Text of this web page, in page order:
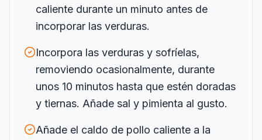
caliente durante un minuto antes de
incorporar las verduras.
Incorpora las verduras y sofríelas,
removiendo ocasionalmente, durante
unos 10 minutos hasta que estén doradas
y tiernas. Añade sal y pimienta al gusto.
Añade el caldo de pollo caliente a la